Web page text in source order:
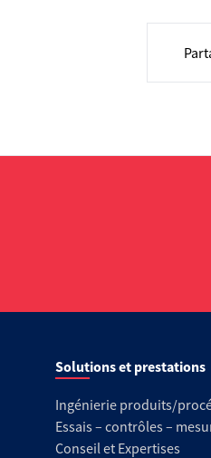
Solutions et prestations
Ingénierie produits/
Essais – contrôles –
Conseil et Expertises